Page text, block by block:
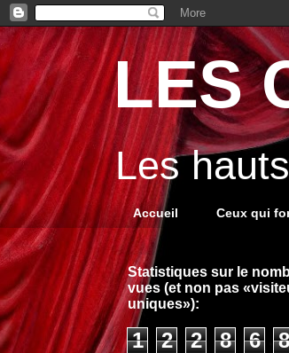
LES
Les
Accueil Ceux qui
Statistiques sur le
vues (et non pas
uniques»):
1 2 2 8 6 8